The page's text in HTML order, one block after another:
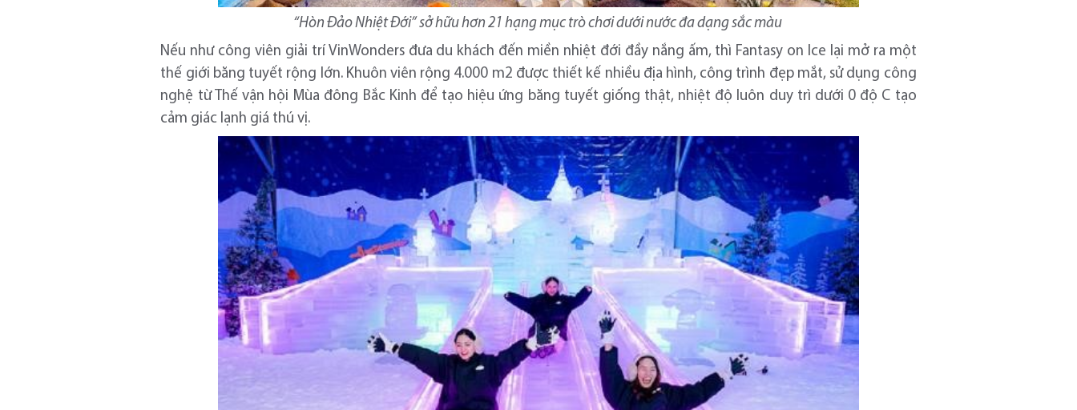
“Hòn Đảo Nhiệt Đới” sở hữu hơn 21 hạng mục trò chơi dưới nước đa dạng sắc màu
Nếu như công viên giải trí VinWonders đưa du khách đến miền nhiệt đới đầy nắng ấm, thì Fantasy on Ice lại mở ra một
thế giới băng tuyết rộng lớn. Khuôn viên rộng 4.000 m2 được thiết kế nhiều địa hình, công trình đẹp mắt, sử dụng công
nghệ từ Thế vận hội Mùa đông Bắc Kinh để tạo hiệu ứng băng tuyết giống thật, nhiệt độ luôn duy trì dưới 0 độ C tạo
cảm giác lạnh giá thú vị.